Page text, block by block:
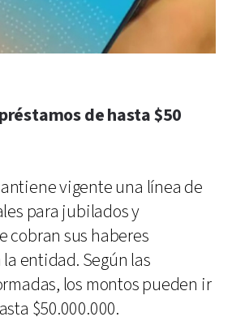
de hasta $50
vigente una línea de
para jubilados y
cobran sus haberes
entidad. Según las
los montos pueden ir
$50.000.000.